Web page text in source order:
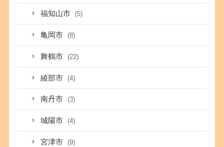
福知山市 (5)
亀岡市 (8)
舞鶴市 (22)
綾部市 (4)
南丹市 (3)
城陽市 (4)
宮津市 (9)